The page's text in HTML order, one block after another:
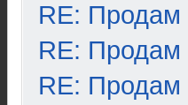
RE: Продам
RE: Продам
RE: Продам